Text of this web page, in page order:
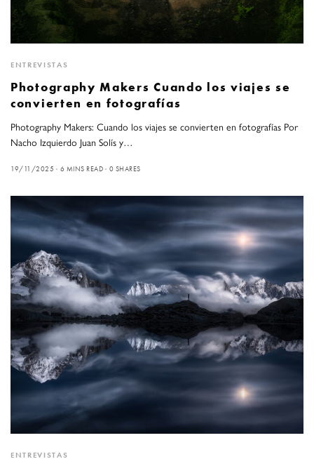
ENTREVISTAS
Photography Makers Cuando los viajes se
convierten en fotografías
Photography Makers: Cuando los viajes se convierten en fotografías Por
Nacho Izquierdo Juan Solís y…
19/11/2025 6 MINS READ 0 SHARES
ENTREVISTAS